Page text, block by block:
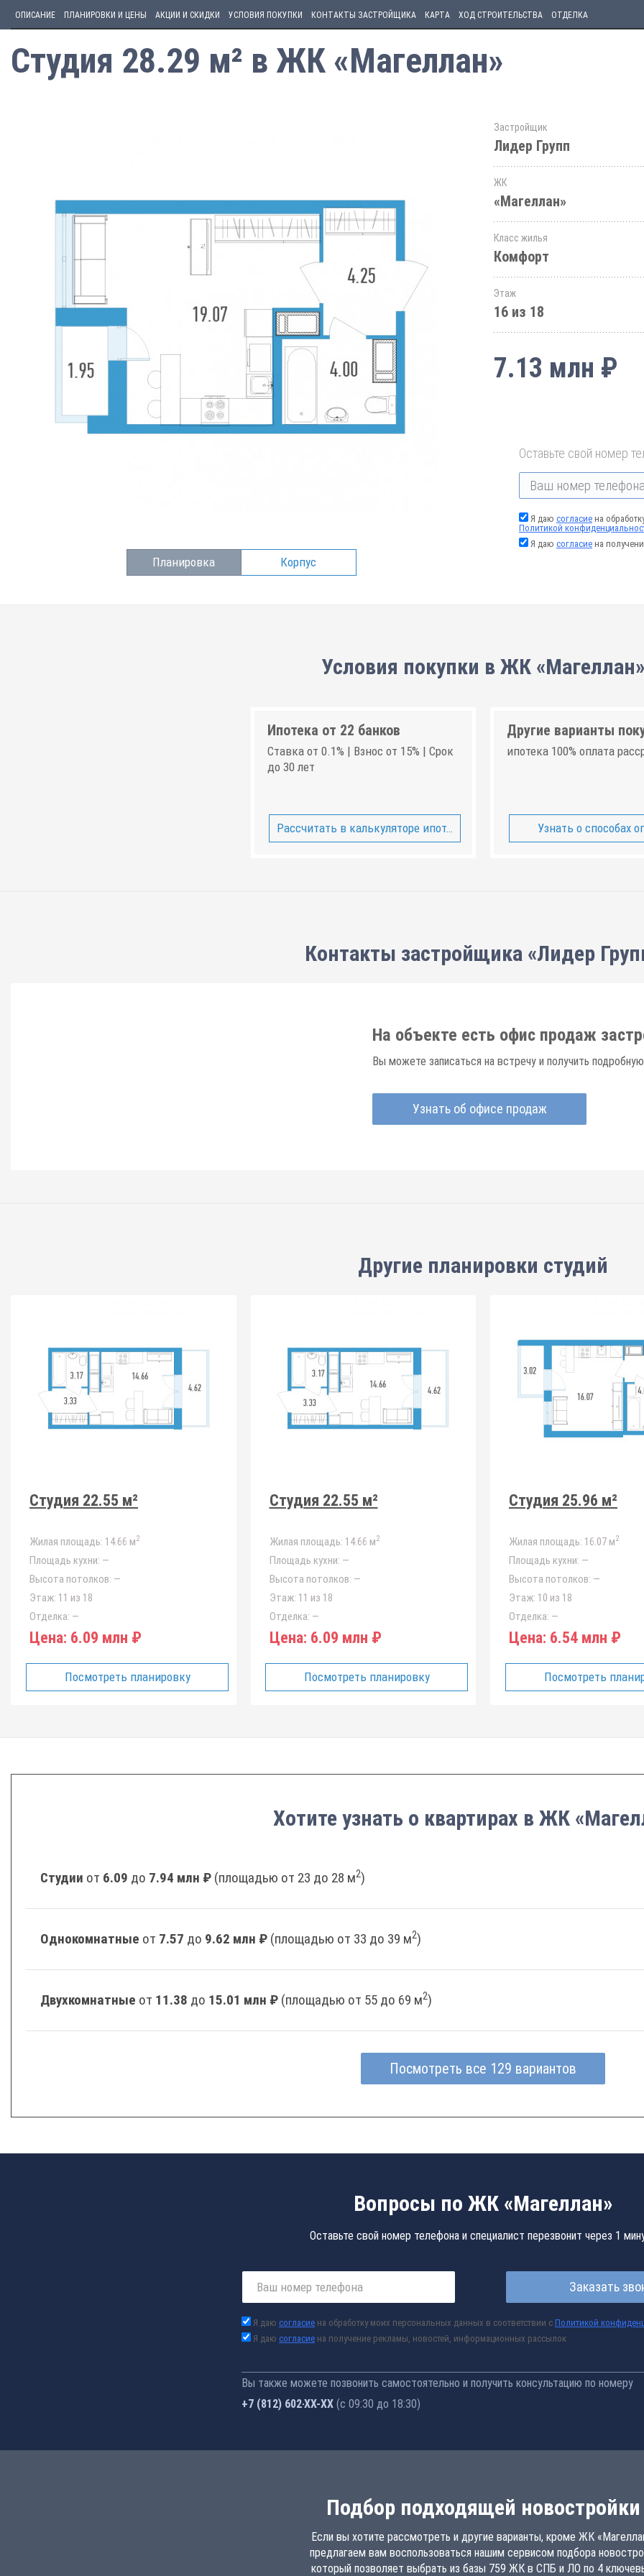
ОПИСАНИЕ ПЛАНИРОВКИ И ЦЕНЫ АКЦИИ И СКИДКИ УСЛОВИЯ ПОКУПКИ КОНТАКТЫ ЗАСТРОЙЩИКА КАРТА ХОД СТРОИТЕЛЬСТВА ОТДЕЛКА
Студия 28.29 м² в ЖК «Магеллан»
Планировка Корпус
Застройщик
Лидер Групп
ЖК
«Магеллан»
Класс жилья
Комфорт
Этаж
16 из 18
7.13 млн ₽
Оставьте свой номер
Я даю согласие на
Политикой
Я даю согласие на
Условия покупки в ЖК «Магеллан»
Ипотека от 22 банков
Ставка от 0.1% | Взнос от 15% | Срок
до 30 лет
Рассчитать в калькуляторе ипотеки
Другие варианты
ипотека 100% оплата
Узнать о способах
Контакты застройщика «Лидер
На объекте есть офис продаж
Вы можете записаться на встречу и получить
Узнать об офисе продаж
Другие планировки студий
Студия 22.55 м²
Жилая площадь: 14.66 м2
Площадь кухни: —
Высота потолков: —
Этаж: 11 из 18
Отделка: —
Цена: 6.09 млн ₽
Посмотреть планировку
Студия 22.55 м²
Жилая площадь: 14.66 м2
Площадь кухни: —
Высота потолков: —
Этаж: 11 из 18
Отделка: —
Цена: 6.09 млн ₽
Посмотреть планировку
Студия 25.96 м²
Жилая площадь: 16.07 м2
Площадь кухни: —
Высота потолков: —
Этаж: 10 из 18
Отделка: —
Цена: 6.54 млн ₽
Посмотреть
Хотите узнать о квартирах в ЖК
Студии от 6.09 до 7.94 млн ₽ (площадью от 23 до 28 м2)
Однокомнатные от 7.57 до 9.62 млн ₽ (площадью от 33 до 39 м2)
Двухкомнатные от 11.38 до 15.01 млн ₽ (площадью от 55 до 69 м2)
Посмотреть все 129 вариантов
Вопросы по ЖК «Магеллан»
Оставьте свой номер телефона и специалист перезвонит через 1
Заказать
Я даю согласие на обработку моих персональных данных в соответствии с Политикой
Я даю согласие на получение рекламы, новостей, информационных рассылок
Вы также можете позвонить самостоятельно и получить консультацию по номеру
+7 (812) 602-44-77 (с 09:30 до 18:30)
Подбор подходящей новостройки
Если вы хотите рассмотреть и другие варианты, кроме ЖК
предлагаем вам воспользоваться нашим сервисом подбора
который позволяет выбрать из базы 759 ЖК в СПБ и ЛО по 4